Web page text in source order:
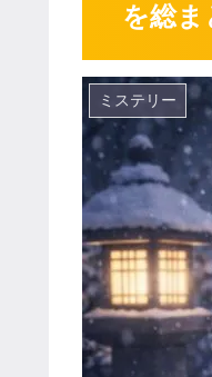
を総ま
ミステリー